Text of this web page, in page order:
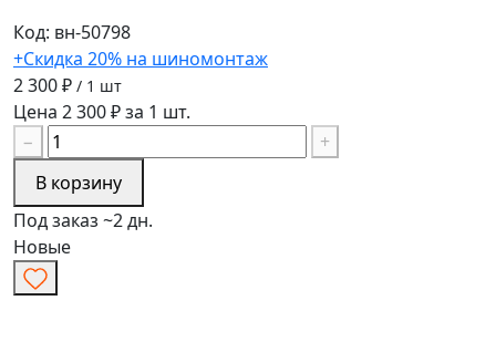
Код: вн-50798
+Скидка 20% на шиномонтаж
2 300 ₽ / 1 шт
Цена 2 300 ₽ за 1 шт.
−
+
В корзину
Под заказ ~2 дн.
Новые